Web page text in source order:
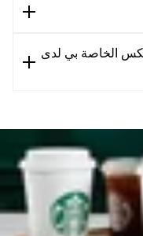
الخاصة بي لدى